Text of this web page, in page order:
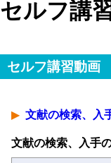
セルフ講
セルフ講習動画
文献の検索、入
文献の検索、入手